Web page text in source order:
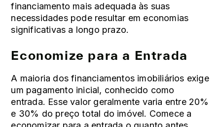
financiamento mais adequada às suas
necessidades pode resultar em economias
significativas a longo prazo.
Economize para a Entrada
A maioria dos financiamentos imobiliários exige
um pagamento inicial, conhecido como
entrada. Esse valor geralmente varia entre 20%
e 30% do preço total do imóvel. Comece a